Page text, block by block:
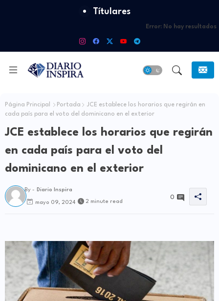
Títulares
Error: No hay resultados
Página Principal Portada
JCE establece los horarios que regirán en
cada país para el voto del dominicano en el exterior
JCE establece los horarios que regirán
en cada país para el voto del
dominicano en el exterior
By - Diario Inspira
mayo 09, 2024 2 minute read
0